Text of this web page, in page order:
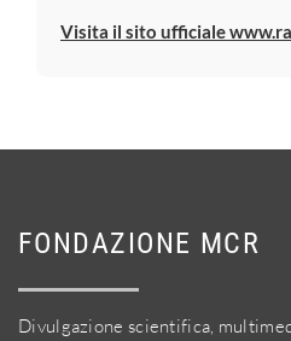
Visita il sito ufficiale
FONDAZIONE MCR
Divulgazione scientifica,